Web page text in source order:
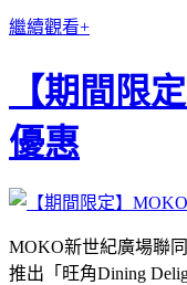
繼續觀看+
【期間限
優惠
MOKO新世紀廣場聯
推出「旺角Dining